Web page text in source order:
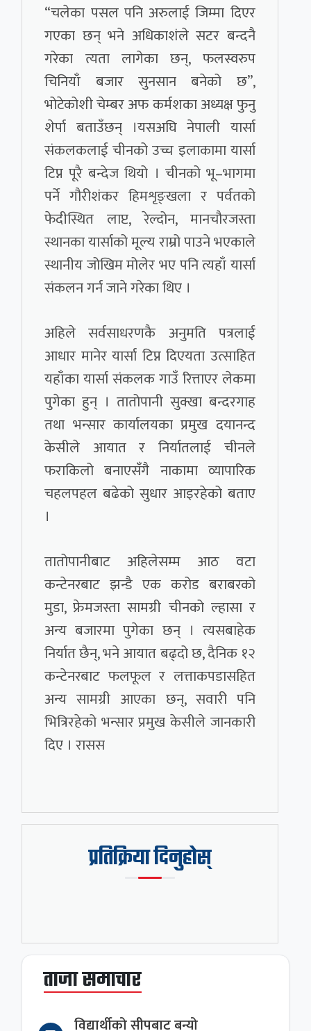
“चलेका पसल पनि अरुलाई जिम्मा दिएर
गएका छन् भने अधिकाशंले सटर बन्दनै
गरेका त्यता लागेका छन्, फलस्वरुप
चिनियाँ बजार सुनसान बनेको छ”,
भोटेकोशी चेम्बर अफ कर्मशका अध्यक्ष फुनु
शेर्पा बताउँछन् ।यसअघि नेपाली यार्सा
संकलकलाई चीनको उच्च इलाकामा यार्सा
टिप्न पूरै बन्देज थियो । चीनको भू–भागमा
पर्ने गौरीशंकर हिमशृङ्खला र पर्वतको
फेदीस्थित लाप्ट, रेल्दोन, मानचौरजस्ता
स्थानका यार्साको मूल्य राम्रो पाउने भएकाले
स्थानीय जोखिम मोलेर भए पनि त्यहाँ यार्सा
संकलन गर्न जाने गरेका थिए ।
अहिले सर्वसाधरणकै अनुमति पत्रलाई
आधार मानेर यार्सा टिप्न दिएयता उत्साहित
यहाँका यार्सा संकलक गाउँ रित्ताएर लेकमा
पुगेका हुन् । तातोपानी सुक्खा बन्दरगाह
तथा भन्सार कार्यालयका प्रमुख दयानन्द
केसीले आयात र निर्यातलाई चीनले
फराकिलो बनाएसँगै नाकामा व्यापारिक
चहलपहल बढेको सुधार आइरहेको बताए
।
तातोपानीबाट अहिलेसम्म आठ वटा
कन्टेनरबाट झन्डै एक करोड बराबरको
मुडा, फ्रेमजस्ता सामग्री चीनको ल्हासा र
अन्य बजारमा पुगेका छन् । त्यसबाहेक
निर्यात छैन्, भने आयात बढ्दो छ, दैनिक १२
कन्टेनरबाट फलफूल र लत्ताकपडासहित
अन्य सामग्री आएका छन्, सवारी पनि
भित्रिरहेको भन्सार प्रमुख केसीले जानकारी
दिए । रासस
प्रतिक्रिया दिनुहोस्
ताजा समाचार
विद्यार्थीको सीपबाट बन्यो